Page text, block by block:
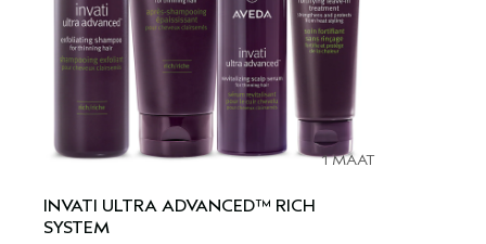
1 MAAT
INVATI ULTRA ADVANCED™ RICH
SYSTEM